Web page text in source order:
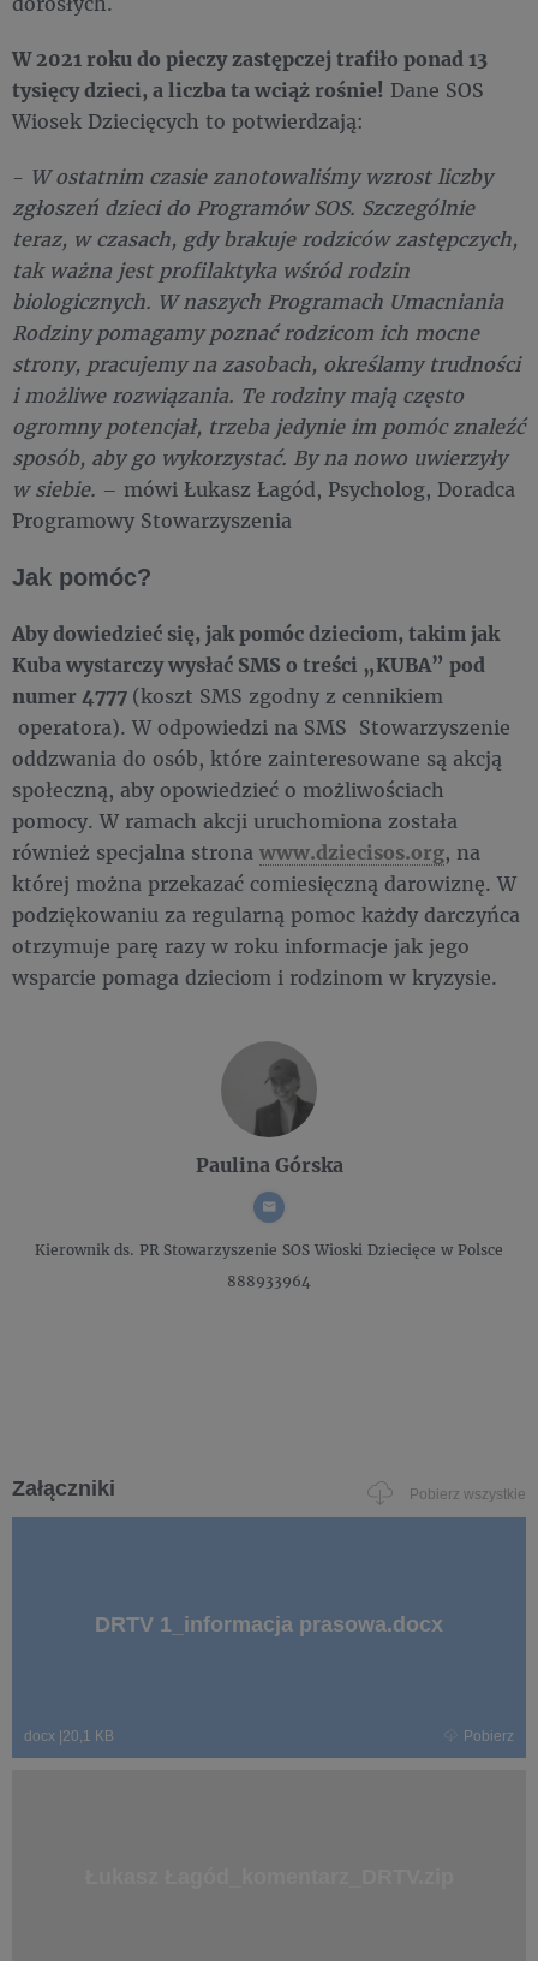
W 2021 roku do pieczy zastępczej trafiło ponad 13
tysięcy dzieci, a liczba ta wciąż rośnie! Dane SOS
Wiosek Dziecięcych to potwierdzają:
- W ostatnim czasie zanotowaliśmy wzrost liczby
zgłoszeń dzieci do Programów SOS. Szczególnie
teraz, w czasach, gdy brakuje rodziców zastępczych,
tak ważna jest profilaktyka wśród rodzin
biologicznych. W naszych Programach Umacniania
Rodziny pomagamy poznać rodzicom ich mocne
strony, pracujemy na zasobach, określamy trudności
i możliwe rozwiązania. Te rodziny mają często
ogromny potencjał, trzeba jedynie im pomóc znaleźć
sposób, aby go wykorzystać. By na nowo uwierzyły
w siebie. – mówi Łukasz Łagód, Psycholog, Doradca
Programowy Stowarzyszenia
Jak pomóc?
Aby dowiedzieć się, jak pomóc dzieciom, takim jak
Kuba wystarczy wysłać SMS o treści „KUBA” pod
numer 4777 (koszt SMS zgodny z cennikiem
operatora). W odpowiedzi na SMS Stowarzyszenie
oddzwania do osób, które zainteresowane są akcją
społeczną, aby opowiedzieć o możliwościach
pomocy. W ramach akcji uruchomiona została
również specjalna strona www.dziecisos.org, na
której można przekazać comiesięczną darowiznę. W
podziękowaniu za regularną pomoc każdy darczyńca
otrzymuje parę razy w roku informacje jak jego
wsparcie pomaga dzieciom i rodzinom w kryzysie.
Paulina Górska
Kierownik ds. PRStowarzyszenie SOS Wioski Dziecięce w Polsce
888933964
Załączniki Pobierz wszystkie
DRTV 1_informacja prasowa.docx
docx 20,1 KB Pobierz